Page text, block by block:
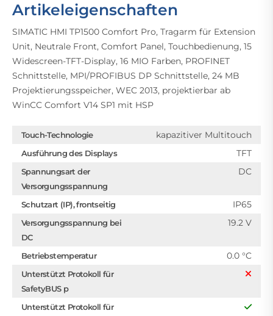
Artikeleigenschaften
SIMATIC HMI TP1500 Comfort Pro, Tragarm für Extension
Unit, Neutrale Front, Comfort Panel, Touchbedienung, 15
Widescreen-TFT-Display, 16 MIO Farben, PROFINET
Schnittstelle, MPI/PROFIBUS DP Schnittstelle, 24 MB
Projektierungsspeicher, WEC 2013, projektierbar ab
WinCC Comfort V14 SP1 mit HSP
Touch-Technologie kapazitiver Multitouch
Ausführung des Displays TFT
Spannungsart der
Versorgungsspannung
DC
Schutzart (IP), frontseitig IP65
Versorgungsspannung bei
DC
19.2 V
Betriebstemperatur 0.0 °C
Unterstützt Protokoll für
SafetyBUS p
Unterstützt Protokoll für